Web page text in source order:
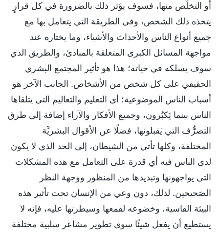
أو التخلُّص منها، فسوف يؤثر ذلك بالضرورة في كل قرارٍ
يتخذه ذلك الشخص، وفي الطريقة التي يتعامل بها مع
جميع أنواع الناس والأحداث والأشياء، وما يختاره عند
مواجهة المسائل الكبرى المتعلقة بالمبادئ، والطريق الذي
سوف يسلكه في حياته؛ هذا هو تأثير المجتمع البشري
الحقيقي على كل شخص من الأشخاص. الجانب الآخر هو
أسباب الناس الموضوعية؛ أي التعليم والتعاليم التي يتلقاها
الناس بينما يَكبُرون، وجميع الأفكار والآراء إضافة إلى طرق
التصرُّف التي يَقبلونها، فضلًا عن الأقوال البشريَّة
المختلفة، وكلها تأتي من الشيطان، إلى الحد الذي لا يكون
لدى الناس فيه أي قدرة على التعامل مع هذه المشكلات
التي يواجهونها وتبديدها من المنظور ووجهة النظر
الصَحيحين. لذلك، دون وعي من الإنسان تحت تأثير هذه
البيئة القاسية، وخضوعه لقمعها وسيطرتها عليه، فإنه لا
يستطيع أن يفعل شيئًا سوى تطوير مشاعر سلبية مختلفة